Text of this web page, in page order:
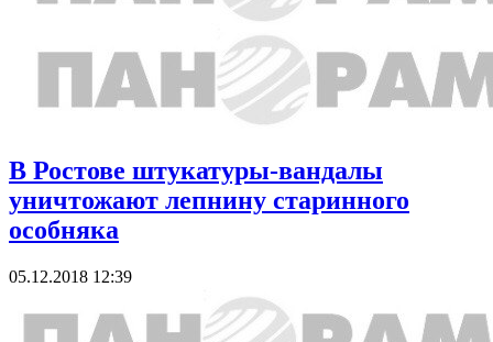
В Ростове штукатуры-вандалы
уничтожают лепнину старинного
особняка
05.12.2018 12:39